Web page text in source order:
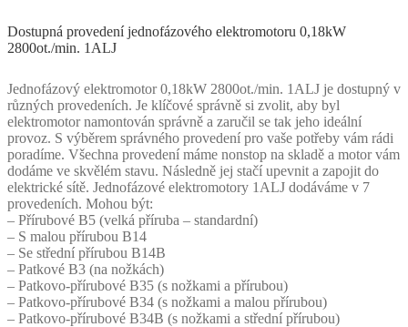
Dostupná provedení jednofázového elektromotoru 0,18kW
2800ot./min. 1ALJ
Jednofázový elektromotor 0,18kW 2800ot./min. 1ALJ je dostupný v
různých provedeních. Je klíčové správně si zvolit, aby byl
elektromotor namontován správně a zaručil se tak jeho ideální
provoz. S výběrem správného provedení pro vaše potřeby vám rádi
poradíme. Všechna provedení máme nonstop na skladě a motor vám
dodáme ve skvělém stavu. Následně jej stačí upevnit a zapojit do
elektrické sítě. Jednofázové elektromotory 1ALJ dodáváme v 7
provedeních. Mohou být:
– Přírubové B5 (velká příruba – standardní)
– S malou přírubou B14
– Se střední přírubou B14B
– Patkové B3 (na nožkách)
– Patkovo-přírubové B35 (s nožkami a přírubou)
– Patkovo-přírubové B34 (s nožkami a malou přírubou)
– Patkovo-přírubové B34B (s nožkami a střední přírubou)